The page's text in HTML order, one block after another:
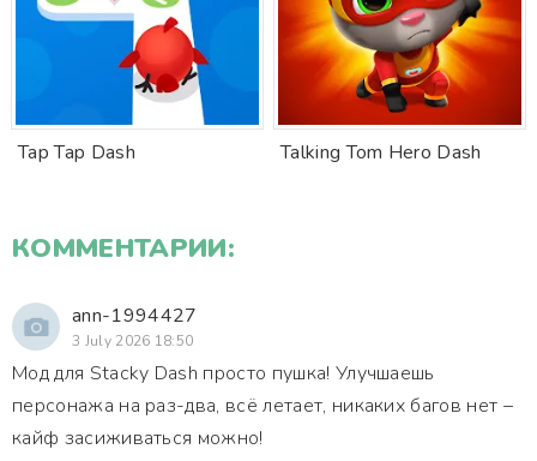
Tap Tap Dash Talking Tom Hero Dash
КОММЕНТАРИИ:
ann-1994427
3 July 2026 18:50
Мод для Stacky Dash просто пушка! Улучшаешь
персонажа на раз-два, всё летает, никаких багов нет –
кайф засиживаться можно!